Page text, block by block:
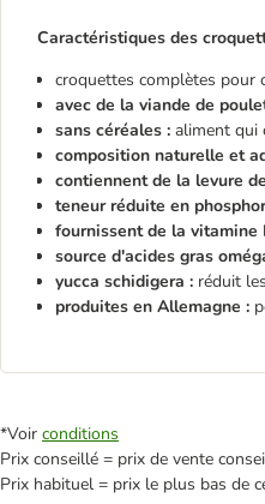
Caractéristiques des
croquettes complètes pour
avec de la viande de
sans céréales : aliment qui
composition naturelle et
contiennent de la levure
teneur réduite en
fournissent de la vitamine
source d'acides gras
yucca schidigera : réduit
produites en Allemagne :
*Voir conditions
Prix conseillé = prix de vente
Prix habituel = prix le plus bas de